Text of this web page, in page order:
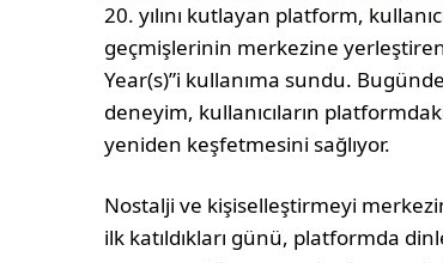
20. yılını kutlayan platform,
geçmişlerinin merkezine
Year(s)”i kullanıma sundu.
deneyim, kullanıcıların
yeniden keşfetmesini sağlıyor.
Nostalji ve kişiselleştirmeyi
ilk katıldıkları günü, platformda